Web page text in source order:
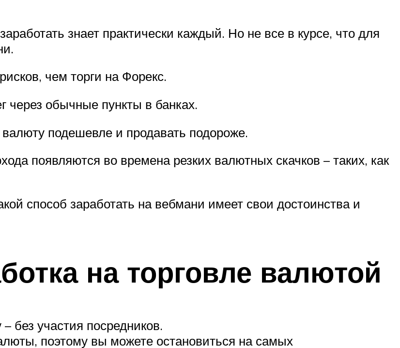
знает практически каждый. Но не все в курсе, что для
чем торги на Форекс.
через обычные пункты в банках.
валюту подешевле и продавать подороже.
появляются во времена резких валютных скачков – таких, как
способ заработать на вебмани имеет свои достоинства и
на торговле валютой
без участия посредников.
поэтому вы можете остановиться на самых